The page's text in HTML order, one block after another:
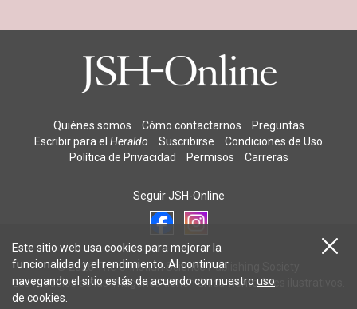
Quiénes somos Cómo contactarnos
Preguntas
Escribir para el Heraldo Suscribirse
Condiciones de Uso
Política de Privacidad
Permisos Carreras
Seguir JSH-Online
© 2026 The Christian Science Publishing Society.
Los modelos de las imágenes tienen únicamente fines ilustrativos.
Este sitio web usa cookies para mejorar la
funcionalidad y el rendimiento. Al continuar
navegando el sitio estás de acuerdo con nuestro uso
de cookies